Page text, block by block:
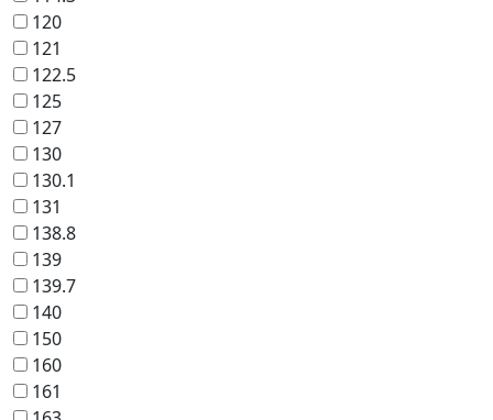
120
121
122.5
125
127
130
130.1
131
138.8
139
139.7
140
150
160
161